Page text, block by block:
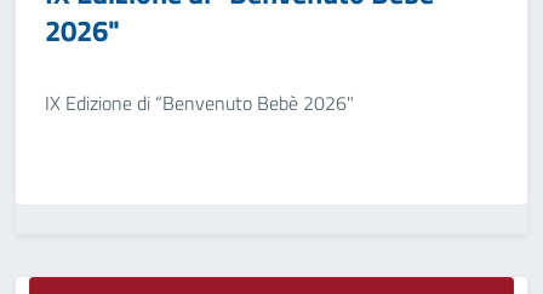
2026"
IX Edizione di “Benvenuto Bebè 2026"